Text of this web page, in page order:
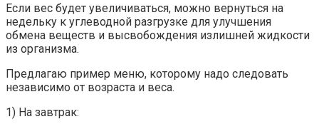
Если вес будет увеличиваться, можно вернуться на
недельку к углеводной разгрузке для улучшения
обмена веществ и высвобождения излишней жидкости
из организма.
Предлагаю пример меню, которому надо следовать
независимо от возраста и веса.
1) На завтрак: